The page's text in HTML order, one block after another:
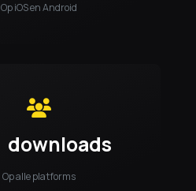
Op iOS en Android
downloads
Op alle platforms